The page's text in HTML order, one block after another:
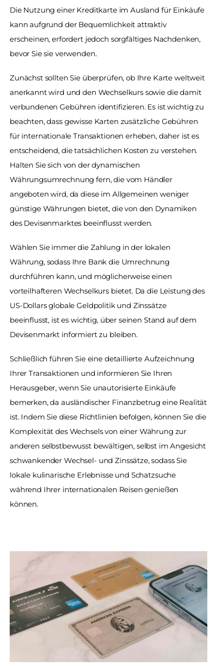
Die Nutzung einer Kreditkarte im Ausland für Einkäufe
kann aufgrund der Bequemlichkeit attraktiv
erscheinen, erfordert jedoch sorgfältiges Nachdenken,
bevor Sie sie verwenden.
Zunächst sollten Sie überprüfen, ob Ihre Karte weltweit
anerkannt wird und den Wechselkurs sowie die damit
verbundenen Gebühren identifizieren. Es ist wichtig zu
beachten, dass gewisse Karten zusätzliche Gebühren
für internationale Transaktionen erheben, daher ist es
entscheidend, die tatsächlichen Kosten zu verstehen.
Halten Sie sich von der dynamischen
Währungsumrechnung fern, die vom Händler
angeboten wird, da diese im Allgemeinen weniger
günstige Währungen bietet, die von den Dynamiken
des Devisenmarktes beeinflusst werden.
Wählen Sie immer die Zahlung in der lokalen
Währung, sodass Ihre Bank die Umrechnung
durchführen kann, und möglicherweise einen
vorteilhafteren Wechselkurs bietet. Da die Leistung des
US-Dollars globale Geldpolitik und Zinssätze
beeinflusst, ist es wichtig, über seinen Stand auf dem
Devisenmarkt informiert zu bleiben.
Schließlich führen Sie eine detaillierte Aufzeichnung
Ihrer Transaktionen und informieren Sie Ihren
Herausgeber, wenn Sie unautorisierte Einkäufe
bemerken, da ausländischer Finanzbetrug eine Realität
ist. Indem Sie diese Richtlinien befolgen, können Sie die
Komplexität des Wechsels von einer Währung zur
anderen selbstbewusst bewältigen, selbst im Angesicht
schwankender Wechsel- und Zinssätze, sodass Sie
lokale kulinarische Erlebnisse und Schatzsuche
während Ihrer internationalen Reisen genießen
können.